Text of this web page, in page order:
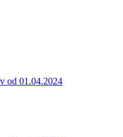
od 01.04.2024